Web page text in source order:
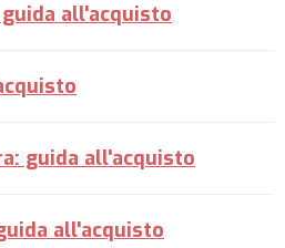
all'acquisto
guida all'acquisto
all'acquisto